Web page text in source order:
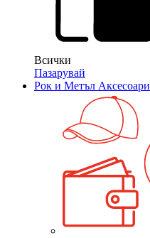
Всички
Пазарувай
Рок и Метъл Аксесоари